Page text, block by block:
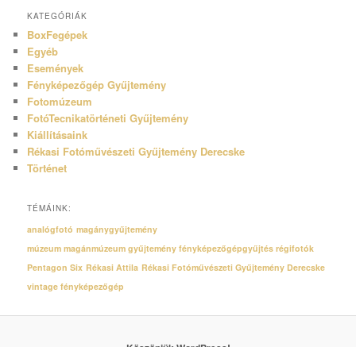
KATEGÓRIÁK
BoxFegépek
Egyéb
Események
Fényképezőgép Gyűjtemény
Fotomúzeum
FotóTecnikatörténeti Gyűjtemény
Kiállításaink
Rékasi Fotóművészeti Gyűjtemény Derecske
Történet
TÉMÁINK:
analógfotó magánygyűjtemény
múzeum magánmúzeum gyűjtemény fényképezőgépgyűjtés régifotók
Pentagon Six Rékasi Attila Rékasi Fotóművészeti Gyűjtemény Derecske
vintage fényképezőgép